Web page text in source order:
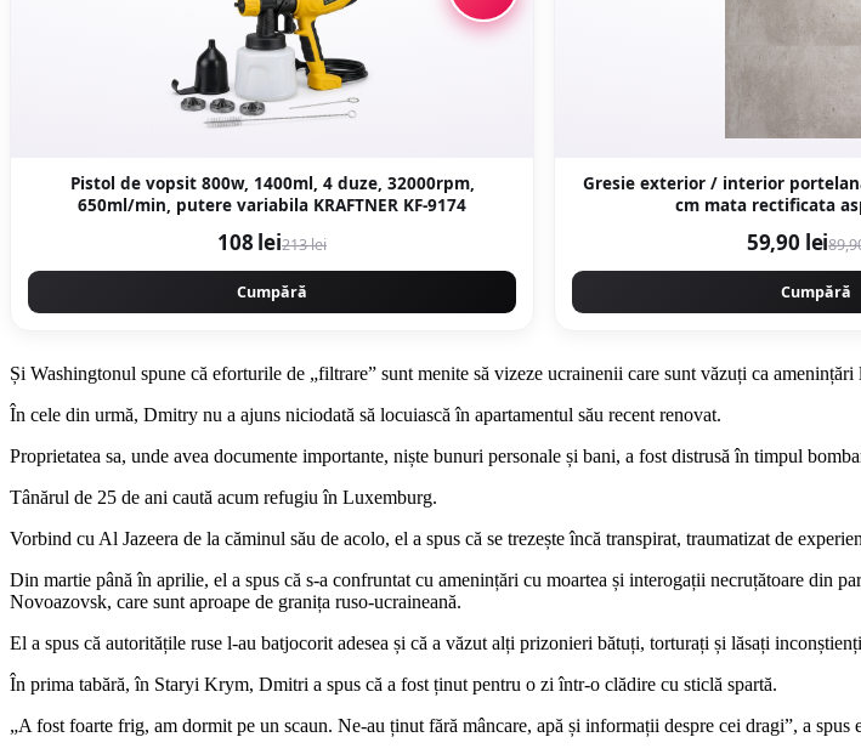
Pistol de vopsit 800w, 1400ml, 4 duze, 32000rpm,
650ml/min, putere variabila KRAFTNER KF-9174
108 lei213 lei
Cumpără
Gresie exterior / interior portelanata
cm
59,90 lei
Cumpără
Și Washingtonul spune că eforturile de „filtrare” sunt menite să vizeze ucrainenii care sunt văzuți ca amenințări
În cele din urmă, Dmitry nu a ajuns niciodată să locuiască în apartamentul său recent renovat.
Proprietatea sa, unde avea documente importante, niște bunuri personale și bani, a fost distrusă în timpul
Tânărul de 25 de ani caută acum refugiu în Luxemburg.
Vorbind cu Al Jazeera de la căminul său de acolo, el a spus că se trezește încă transpirat, traumatizat de
Din martie până în aprilie, el a spus că s-a confruntat cu amenințări cu moartea și interogații necruțătoare
Novoazovsk, care sunt aproape de granița ruso-ucraineană.
El a spus că autoritățile ruse l-au batjocorit adesea și că a văzut alți prizonieri bătuți, torturați și lăsați
În prima tabără, în Staryi Krym, Dmitri a spus că a fost ținut pentru o zi într-o clădire cu sticlă spartă.
„A fost foarte frig, am dormit pe un scaun. Ne-au ținut fără mâncare, apă și informații despre cei dragi”, a spus